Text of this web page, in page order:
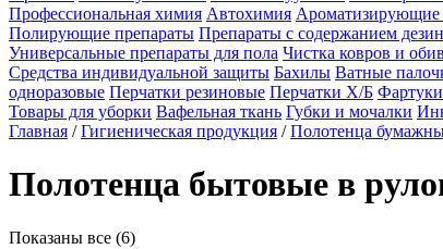
Профессиональная химия Автохимия Ароматизирующие
Полирующие препараты Препараты с содержанием
Универсальные препараты для пола Чистка ковров и
Средства индивидуальной защиты Бахилы Ватные
одноразовые Перчатки резиновые Перчатки Х/Б Фартуки
Товары для уборки Вафельная ткань Губки и мочалки
Главная /Гигиеническая продукция /Полотенца
Полотенца бытовые в
Показаны все (6)